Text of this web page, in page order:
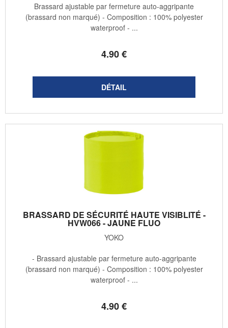
4.90€
Brassard ajustable par fermeture auto-aggripante
(brassard non marqué) - Composition : 100% polyester
waterproof - ...
BRASSARD DE SÉCURITÉ HAUTE VISIBLITÉ -
HVW066 - JAUNE FLUO
YOKO
4.90€
- Brassard ajustable par fermeture auto-aggripante
(brassard non marqué) - Composition : 100% polyester
waterproof - ...